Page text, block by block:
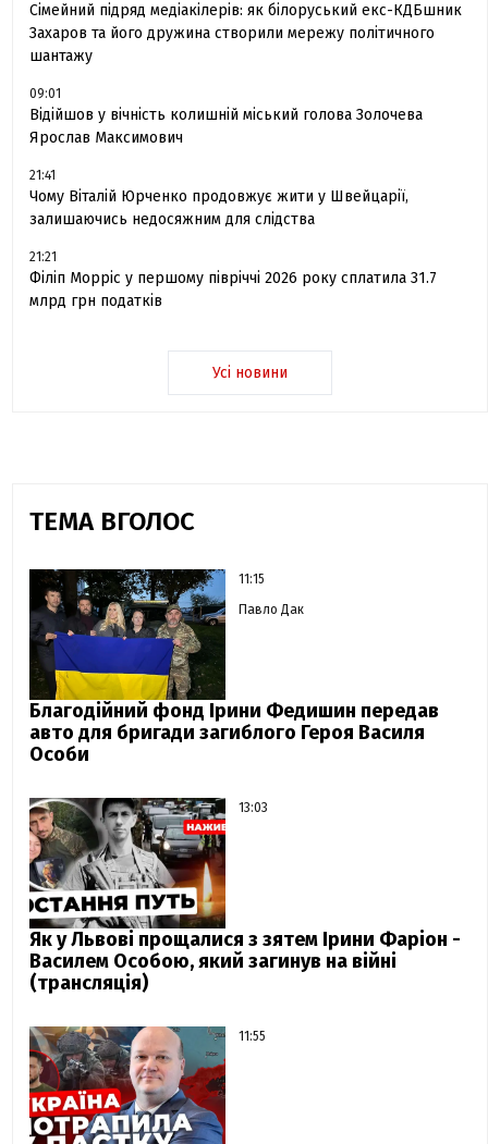
Сімейний підряд медіакілерів: як білоруський екс-КДБшник
Захаров та його дружина створили мережу політичного
шантажу
09:01
Відійшов у вічність колишній міський голова Золочева
Ярослав Максимович
21:41
Чому Віталій Юрченко продовжує жити у Швейцарії,
залишаючись недосяжним для слідства
21:21
Філіп Морріс у першому півріччі 2026 року сплатила 31.7
млрд грн податків
Усі новини
ТЕМА ВГОЛОС
11:15
Павло Дак
Благодійний фонд Ірини Федишин передав
авто для бригади загиблого Героя Василя
Особи
13:03
Як у Львові прощалися з зятем Ірини Фаріон -
Василем Особою, який загинув на війні
(трансляція)
11:55